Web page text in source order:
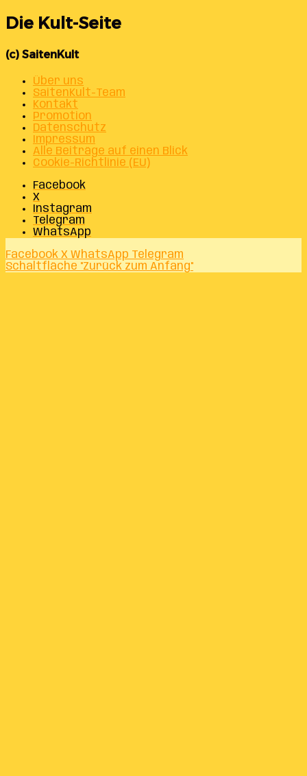
Die Kult-Seite
(c) SaitenKult
Über uns
SaitenKult-Team
Kontakt
Promotion
Datenschutz
Impressum
Alle Beiträge auf einen Blick
Cookie-Richtlinie (EU)
Facebook
X
Instagram
Telegram
WhatsApp
Facebook X WhatsApp Telegram
Schaltfläche "Zurück zum Anfang"